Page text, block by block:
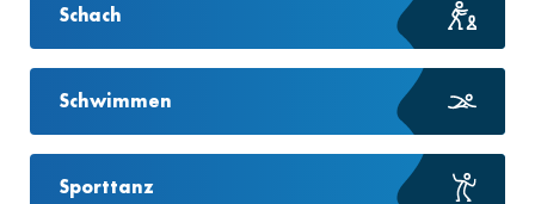
Schach
Schwimmen
Sporttanz